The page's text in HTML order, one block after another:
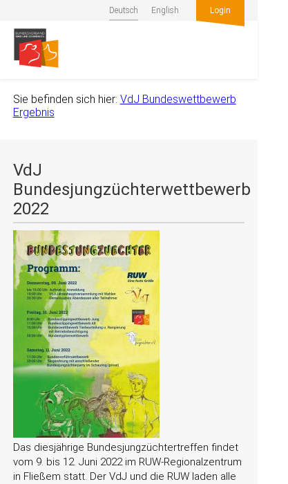
Deutsch English Login
Sie befinden sich hier: VdJ Bundeswettbewerb
Ergebnis
VdJ
Bundesjungzüchterwettbewerb
2022
Das diesjährige Bundesjungzüchtertreffen findet
vom 9. bis 12. Juni 2022 im RUW-Regionalzentrum
in Fließem statt. Der VdJ und die RUW laden alle